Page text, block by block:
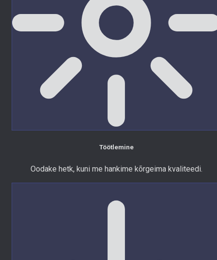
Töötlemine
Oodake hetk, kuni me hankime kõrgeima kvaliteedi.